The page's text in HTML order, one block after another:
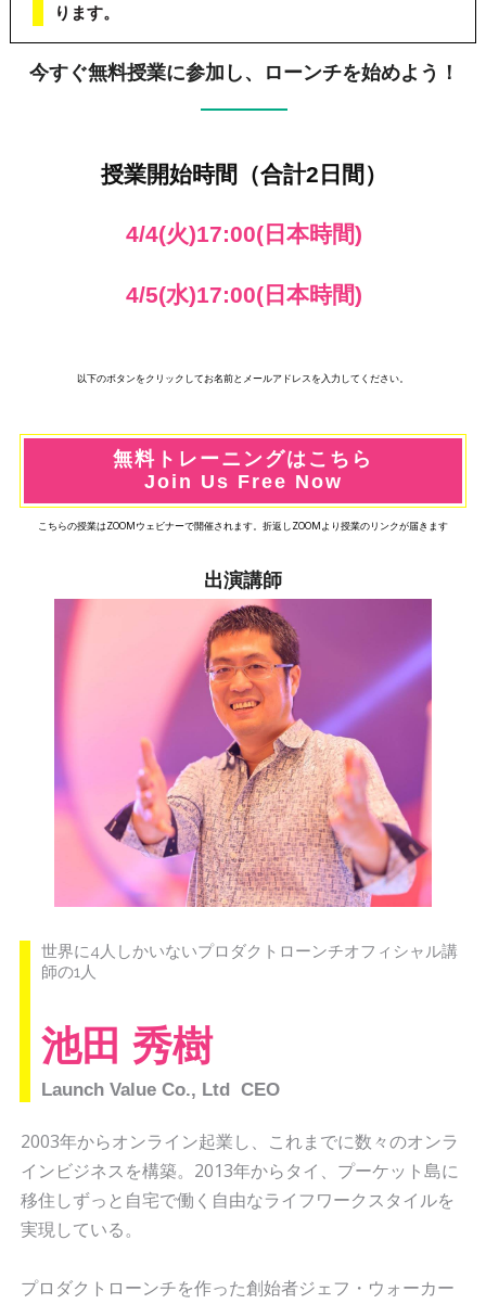
ります。
今すぐ無料授業に参加し、ローンチを始めよう！
授業開始時間（合計2日間）
4/4(火)17:00(日本時間)
4/5(水)17:00(日本時間)
以下のボタンをクリックしてお名前とメールアドレスを入力してください。
無料トレーニングはこちら
Join Us Free Now
こちらの授業はZOOMウェビナーで開催されます。折返しZOOMより授業のリンクが届きます
出演講師
世界に4人しかいないプロダクトローンチオフィシャル講
師の1人
池田 秀樹
Launch Value Co., Ltd CEO
2003年からオンライン起業し、これまでに数々のオンラ
インビジネスを構築。2013年からタイ、プーケット島に
移住しずっと自宅で働く自由なライフワークスタイルを
実現している。
プロダクトローンチを作った創始者ジェフ・ウォーカー